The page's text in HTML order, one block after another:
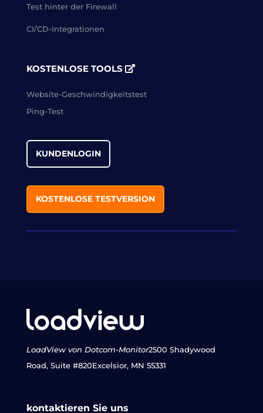
Test hinter der Firewall
CI/CD-Integrationen
KOSTENLOSE TOOLS
Website-Geschwindigkeitstest
Ping-Test
KUNDENLOGIN
KOSTENLOSE TESTVERSION
LoadView von Dotcom-Monitor2500 Shadywood
Road, Suite #820Excelsior, MN 55331
kontaktieren Sie uns